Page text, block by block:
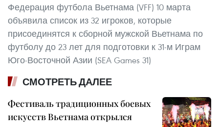
Федерация футбола Вьетнама (VFF) 10 марта
объявила список из 32 игроков, которые
присоединятся к сборной мужской Вьетнама по
футболу до 23 лет для подготовки к 31-м Играм
Юго-Восточной Азии (SEA Games 31)
СМОТРЕТЬ ДАЛЕЕ
Фестиваль традиционных боевых
искусств Вьетнама открылся